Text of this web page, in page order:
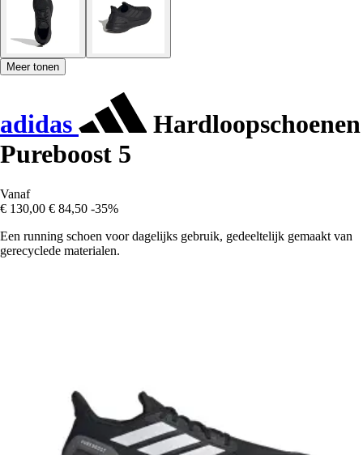
Meer tonen
adidas
Hardloopschoenen
Pureboost 5
Vanaf
€ 130,00 € 84,50 -35%
Een running schoen voor dagelijks gebruik, gedeeltelijk gemaakt van
gerecyclede materialen.